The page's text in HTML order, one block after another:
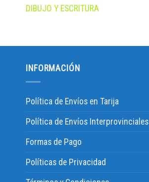
DIBUJO Y ESCRITURA
INFORMACIÓN
Política de Envíos en Tarija
Política de Envíos Interprovinciales
Formas de Pago
Políticas de Privacidad